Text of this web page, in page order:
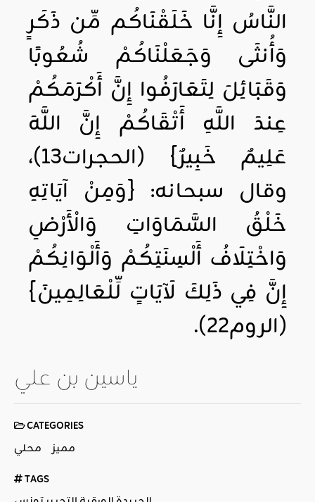
النَّاسُ إِنَّا خَلَقْنَاكُم مِّن ذَكَرٍ
وَأُنثَى وَجَعَلْنَاكُمْ شُعُوبًا
وَقَبَائِلَ لِتَعَارَفُوا إِنَّ أَكْرَمَكُمْ
عِندَ اللَّهِ أَتْقَاكُمْ إِنَّ اللَّهَ
عَلِيمٌ خَبِيرٌ} (الحجرات13)،
وقال سبحانه: {وَمِنْ آيَاتِهِ
خَلْقُ السَّمَاوَاتِ وَالْأَرْضِ
وَاخْتِلَافُ أَلْسِنَتِكُمْ وَأَلْوَانِكُمْ
إِنَّ فِي ذَلِكَ لَآيَاتٍ لِّلْعَالِمِينَ}
(الروم22).
ياسين بن علي
CATEGORIES
محلي مميز
TAGS